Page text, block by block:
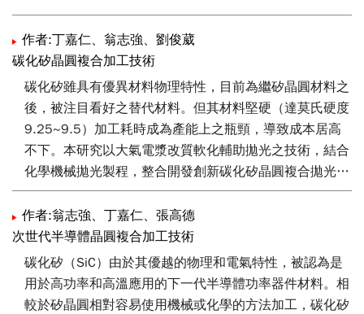
作者:丁嘉仁、翁志強、劉俊葳
碳化矽晶圓複合加工技術
碳化矽雖具有優異材料物理特性，目前為繼矽晶圓材料之
後，被注目看好之替代材料。但其材料堅硬（達莫氏硬度
9.25~9.5）加工耗時成為產能上之瓶頸，導致成本居高
不下。本研究以大氣電漿改質軟化輔助拋光之技術，結合
化學機械拋光製程，整合開發創新碳化矽晶圓複合拋光技
術，達到加速4吋碳化矽晶圓拋光製程之移除效率，並提
升基板之表面拋光品質。
作者:翁志強、丁嘉仁、張高德
次世代半導體晶圓複合加工技術
碳化矽（SiC）由於其優越的物理和電氣特性，被認為是
用於高功率和高溫應用的下一代半導體功率器件材料。相
較於矽晶圓相對容易使用機械或化學的方法加工，碳化矽